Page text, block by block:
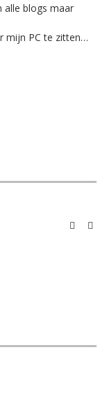
alle blogs maar
mijn PC te zitten…